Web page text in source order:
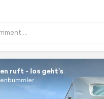
ruft - los geht’s